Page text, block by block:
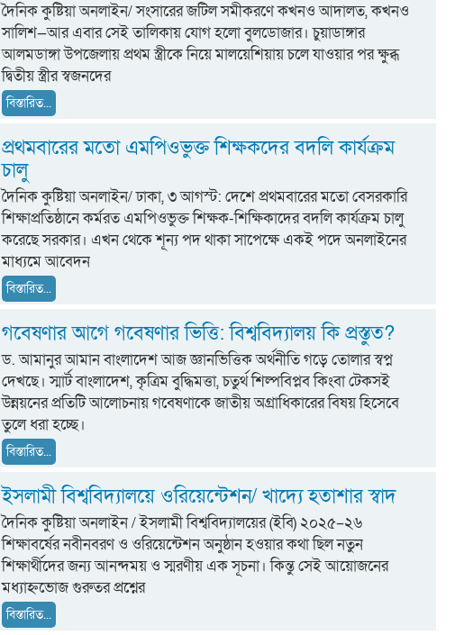
দৈনিক কুষ্টিয়া অনলাইন/ সংসারের জটিল সমীকরণে কখনও আদালত, কখনও
সালিশ—আর এবার সেই তালিকায় যোগ হলো বুলডোজার। চুয়াডাঙ্গার
আলমডাঙ্গা উপজেলায় প্রথম স্ত্রীকে নিয়ে মালয়েশিয়ায় চলে যাওয়ার পর ক্ষুব্ধ
দ্বিতীয় স্ত্রীর স্বজনদের
বিস্তারিত...
প্রথমবারের মতো এমপিওভুক্ত শিক্ষকদের বদলি কার্যক্রম
চালু
দৈনিক কুষ্টিয়া অনলাইন/ ঢাকা, ৩ আগস্ট: দেশে প্রথমবারের মতো বেসরকারি
শিক্ষাপ্রতিষ্ঠানে কর্মরত এমপিওভুক্ত শিক্ষক-শিক্ষিকাদের বদলি কার্যক্রম চালু
করেছে সরকার। এখন থেকে শূন্য পদ থাকা সাপেক্ষে একই পদে অনলাইনের
মাধ্যমে আবেদন
বিস্তারিত...
গবেষণার আগে গবেষণার ভিত্তি: বিশ্ববিদ্যালয় কি প্রস্তুত?
ড. আমানুর আমান বাংলাদেশ আজ জ্ঞানভিত্তিক অর্থনীতি গড়ে তোলার স্বপ্ন
দেখছে। স্মার্ট বাংলাদেশ, কৃত্রিম বুদ্ধিমত্তা, চতুর্থ শিল্পবিপ্লব কিংবা টেকসই
উন্নয়নের প্রতিটি আলোচনায় গবেষণাকে জাতীয় অগ্রাধিকারের বিষয় হিসেবে
তুলে ধরা হচ্ছে।
বিস্তারিত...
ইসলামী বিশ্ববিদ্যালয়ে ওরিয়েন্টেশন/ খাদ্যে হতাশার স্বাদ
দৈনিক কুষ্টিয়া অনলাইন / ইসলামী বিশ্ববিদ্যালয়ের (ইবি) ২০২৫–২৬
শিক্ষাবর্ষের নবীনবরণ ও ওরিয়েন্টেশন অনুষ্ঠান হওয়ার কথা ছিল নতুন
শিক্ষার্থীদের জন্য আনন্দময় ও স্মরণীয় এক সূচনা। কিন্তু সেই আয়োজনের
মধ্যাহ্নভোজ গুরুতর প্রশ্নের
বিস্তারিত...